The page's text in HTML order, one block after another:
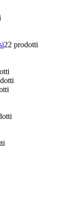
22 prodotti